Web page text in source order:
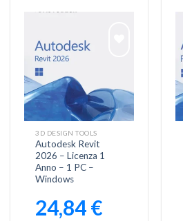
Aggiungi
alla lista
dei
desideri
3D DESIGN TOOLS
Autodesk Revit
2026 – Licenza 1
Anno – 1 PC –
Windows
24,84€